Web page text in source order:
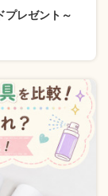
プレゼント～